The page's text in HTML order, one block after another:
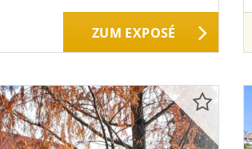
ZUM EXPOSÉ